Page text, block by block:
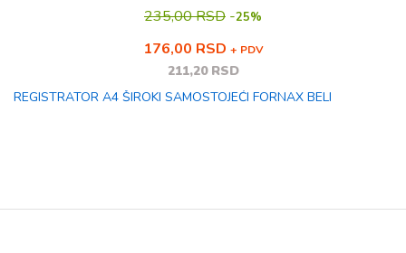
235,00 RSD -25%
176,00 RSD + PDV
211,20 RSD
REGISTRATOR A4 ŠIROKI SAMOSTOJEĆI FORNAX BELI